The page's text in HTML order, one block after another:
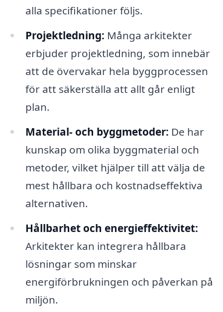
alla specifikationer följs.
Projektledning: Många arkitekter
erbjuder projektledning, som innebär
att de övervakar hela byggprocessen
för att säkerställa att allt går enligt
plan.
Material- och byggmetoder: De har
kunskap om olika byggmaterial och
metoder, vilket hjälper till att välja de
mest hållbara och kostnadseffektiva
alternativen.
Hållbarhet och energieffektivitet:
Arkitekter kan integrera hållbara
lösningar som minskar
energiförbrukningen och påverkan på
miljön.